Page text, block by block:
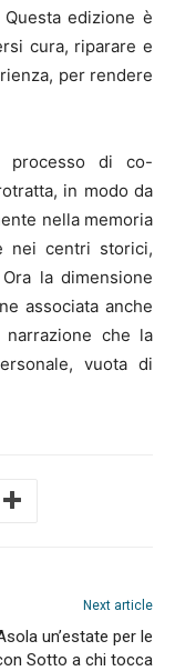
edizione è
cura, riparare e
per rendere
processo di co-
in modo da
nella memoria
nei centri storici,
la dimensione
associata anche
narrazione che la
vuota di
Next article
un’estate per le
Sotto a chi tocca